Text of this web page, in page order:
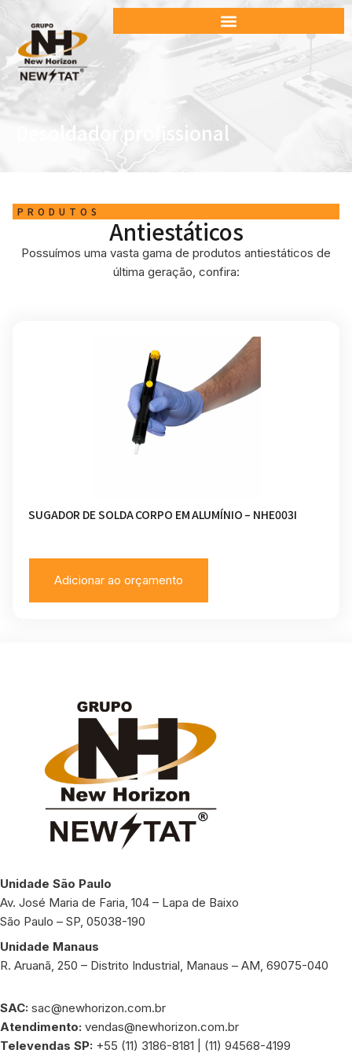
Desoldador profissional
PRODUTOS
Antiestáticos
Possuímos uma vasta gama de produtos antiestáticos de
última geração, confira:
SUGADOR DE SOLDA CORPO EM ALUMÍNIO – NHE003I
Adicionar ao orçamento
Unidade São Paulo
Av. José Maria de Faria, 104 – Lapa de Baixo
São Paulo – SP, 05038-190
Unidade Manaus
R. Aruanã, 250 – Distrito Industrial, Manaus – AM, 69075-040
SAC: sac@newhorizon.com.br
Atendimento: vendas@newhorizon.com.br
Televendas SP: +55 (11) 3186-8181 | (11) 94568-4199